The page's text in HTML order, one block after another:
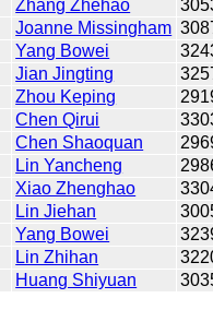
Zhang Zhehao
Joanne Missingham
Yang Bowei
Jian Jingting
Zhou Keping
Chen Qirui
Chen Shaoquan
Lin Yancheng
Xiao Zhenghao
Lin Jiehan
Yang Bowei
Lin Zhihan
Huang Shiyuan